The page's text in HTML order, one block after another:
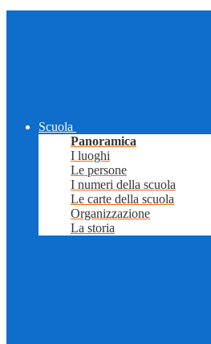
Scuola
Panoramica
I luoghi
Le persone
I numeri della scuola
Le carte della scuola
Organizzazione
La storia